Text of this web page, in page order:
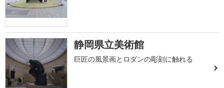
静岡県立美術館
巨匠の風景画とロダンの彫刻に触れる